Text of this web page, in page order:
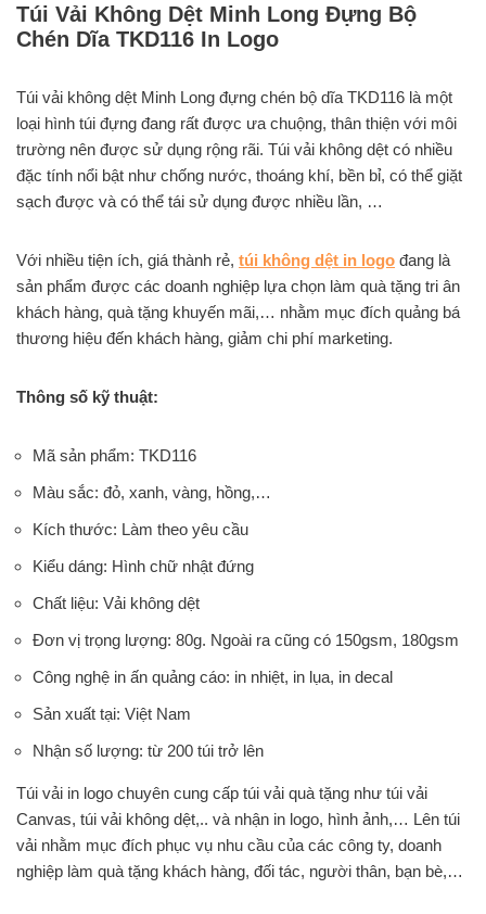
Túi Vải Không Dệt Minh Long Đựng Bộ
Chén Dĩa TKD116 In Logo
Túi vải không dệt Minh Long đựng chén bộ dĩa TKD116 là một
loại hình túi đựng đang rất được ưa chuộng, thân thiện với môi
trường nên được sử dụng rộng rãi. Túi vải không dệt có nhiều
đặc tính nổi bật như chống nước, thoáng khí, bền bỉ, có thể giặt
sạch được và có thể tái sử dụng được nhiều lần, …
Với nhiều tiện ích, giá thành rẻ, túi không dệt in logo đang là
sản phẩm được các doanh nghiệp lựa chọn làm quà tặng tri ân
khách hàng, quà tặng khuyến mãi,… nhằm mục đích quảng bá
thương hiệu đến khách hàng, giảm chi phí marketing.
Thông số kỹ thuật:
Mã sản phẩm: TKD116
Màu sắc: đỏ, xanh, vàng, hồng,…
Kích thước: Làm theo yêu cầu
Kiểu dáng: Hình chữ nhật đứng
Chất liệu: Vải không dệt
Đơn vị trọng lượng: 80g. Ngoài ra cũng có 150gsm, 180gsm
Công nghệ in ấn quảng cáo: in nhiệt, in lụa, in decal
Sản xuất tại: Việt Nam
Nhận số lượng: từ 200 túi trở lên
Túi vải in logo chuyên cung cấp túi vải quà tặng như túi vải
Canvas, túi vải không dệt,.. và nhận in logo, hình ảnh,… Lên túi
vải nhằm mục đích phục vụ nhu cầu của các công ty, doanh
nghiệp làm quà tặng khách hàng, đối tác, người thân, bạn bè,…